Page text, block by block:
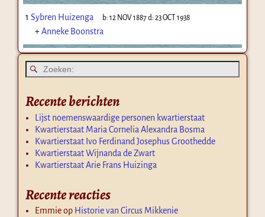
1 Sybren Huizenga b:12 NOV 1887d:23 OCT 1938
+Anneke Boonstra
Recente berichten
Lijst noemenswaardige personen kwartierstaat
Kwartierstaat Maria Cornelia Alexandra Bosma
Kwartierstaat Ivo Ferdinand Josephus Groothedde
Kwartierstaat Wijnanda de Zwart
Kwartierstaat Arie Frans Huizinga
Recente reacties
Emmieop Historie van Circus Mikkenie